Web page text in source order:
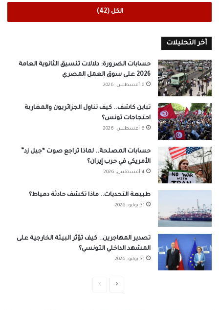
الكل (42)
آخر التحليلات
حسابات الضرورة: دلالات تنسيق الثانوية العامة
2026 على سوق العمل المصري
6 أغسطس، 2026
تباين كاشف.. كيف تناول الجزائريون والمغاربة
احتجاجات تونس؟
6 أغسطس، 2026
حسابات المصلحة.. لماذا تراجع صوت “جيل زد”
الأمريكي في حرب إيران؟
4 أغسطس، 2026
طبيعة التحديات.. ماذا تكشف حادثة دمياط؟
31 يوليو، 2026
تصدير المهاجرين.. كيف تؤثر البيئة الخارجية على
المشهد الداخلي التونسي؟
31 يوليو، 2026
الصفحةالصفحة